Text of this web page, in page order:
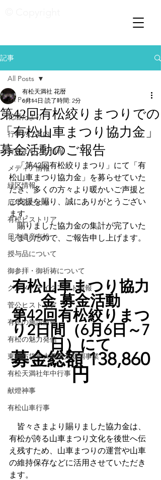
記事
All Posts
花暦たより
行事のご案内
有松まちブラ情報
メディア情報
緑区情報
厄年会だより
有松ヒストリア
日本遺産有松
授与品について
御参拝・御祈祷について
グルメ・テイクアウト情報
菅公ヒストリア
有松の施設情報
有松の魅力発信
東町布袋車大幕復元新調事業
有松天満社年中行事
献燈神事
有松山車行事
All Posts
第42回有松絞りまつりでの
「有松山車まつり協力金」
募金活動のご報告
有松天満社 花暦
6月14日 読了時間: 2分
「第42回有松絞りまつり」にて「有
松山車まつり協力金」を募らせていた
だき、多くの方々より暖かいご声援と
ご支援を賜り、誠にありがとうござい
ます。
賜りました協力金の集計が完了いた
しましたので、ご報告申し上げます。
有松山車まつり協力
金 募金活動
第42回有松絞りまつ
り2日間（6月6日～7
日）にて
募金総額 138,860
円
皆々さまより賜りました協力金は、
有松が誇る山車まつり文化を後世へ伝
え残すため、山車まつりの運営や山車
の維持保存などに活用させていただき
ます。